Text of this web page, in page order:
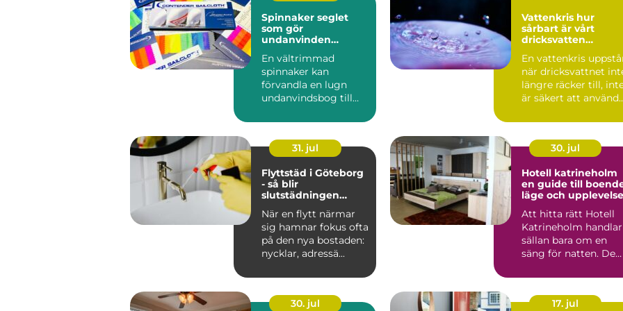
Spinnaker seglet
som gör
undanvinden
En vältrimmad
spinnaker kan
förvandla en lugn
undanvindsbog till
Farten ökar, båte...
Vattenkris hur
sårbart är vårt
dricksvatten
En vattenkris
när dricksvattnet
längre räcker till,
är säkert att
31. jul
Flyttstäd i Göteborg
- så blir
slutstädningen
När en flytt närmar
sig hamnar fokus ofta
på den nya bostaden:
nycklar, adressä...
30. jul
Hotell katrineholm
en guide till
läge och
Att hitta rätt Hotell
Katrineholm handlar
sällan bara om en
säng för natten. De
30. jul 17. jul